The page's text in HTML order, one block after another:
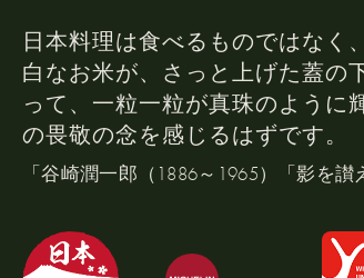
日本料理は食べるものではなく
白なお米が、さっと上げた蓋の
って、一粒一粒が真珠のように
の畏敬の念を感じるはずです。
「谷崎潤一郎（1886～1965）「影を讃